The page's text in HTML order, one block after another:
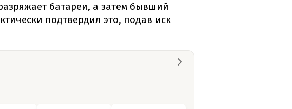
батареи, а затем бывший
подтвердил это, подав иск